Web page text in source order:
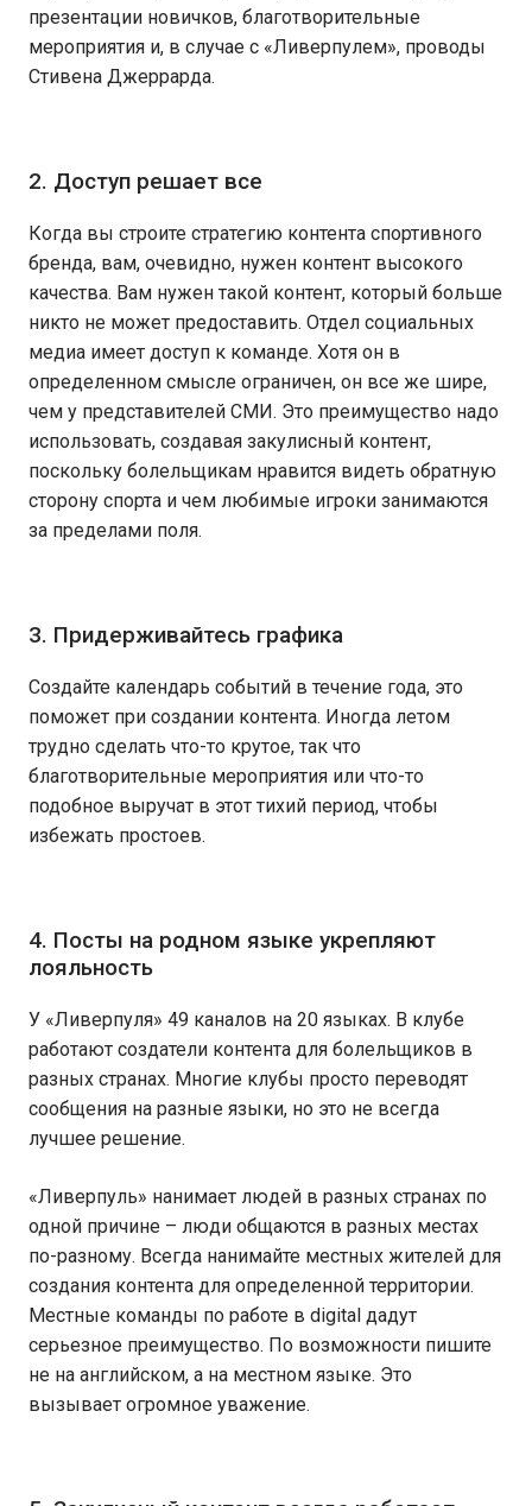
презентации новичков, благотворительные
мероприятия и, в случае с «Ливерпулем», проводы
Стивена Джеррарда.
2. Доступ решает все
Когда вы строите стратегию контента спортивного
бренда, вам, очевидно, нужен контент высокого
качества. Вам нужен такой контент, который больше
никто не может предоставить. Отдел социальных
медиа имеет доступ к команде. Хотя он в
определенном смысле ограничен, он все же шире,
чем у представителей СМИ. Это преимущество надо
использовать, создавая закулисный контент,
поскольку болельщикам нравится видеть обратную
сторону спорта и чем любимые игроки занимаются
за пределами поля.
3. Придерживайтесь графика
Создайте календарь событий в течение года, это
поможет при создании контента. Иногда летом
трудно сделать что-то крутое, так что
благотворительные мероприятия или что-то
подобное выручат в этот тихий период, чтобы
избежать простоев.
4. Посты на родном языке укрепляют
лояльность
У «Ливерпуля» 49 каналов на 20 языках. В клубе
работают создатели контента для болельщиков в
разных странах. Многие клубы просто переводят
сообщения на разные языки, но это не всегда
лучшее решение.
«Ливерпуль» нанимает людей в разных странах по
одной причине – люди общаются в разных местах
по-разному. Всегда нанимайте местных жителей для
создания контента для определенной территории.
Местные команды по работе в digital дадут
серьезное преимущество. По возможности пишите
не на английском, а на местном языке. Это
вызывает огромное уважение.